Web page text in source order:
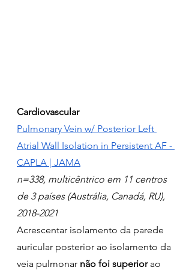
Cardiovascular
Pulmonary Vein w/ Posterior Left
Atrial Wall Isolation in Persistent AF -
CAPLA | JAMA
n=338, multicêntrico em 11 centros
de 3 países (Austrália, Canadá, RU),
2018-2021
Acrescentar isolamento da parede
auricular posterior ao isolamento da
veia pulmonar não foi superior ao